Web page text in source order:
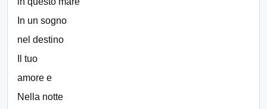
In un sogno
nel destino
Il tuo
amore e
Nella notte